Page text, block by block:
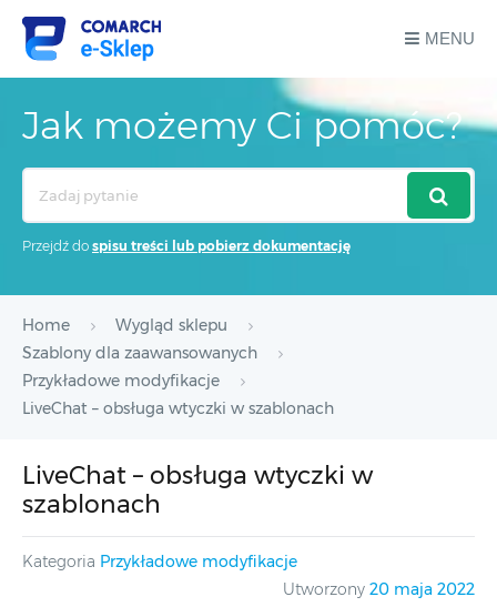
MENU
Jak możemy Ci pomóc?
Przejdź do spisu treści lub pobierz dokumentację
Home
Wygląd sklepu
Szablony dla zaawansowanych
Przykładowe modyfikacje
LiveChat – obsługa wtyczki w szablonach
LiveChat – obsługa wtyczki w
szablonach
Kategoria Przykładowe modyfikacje
Utworzony 20 maja 2022